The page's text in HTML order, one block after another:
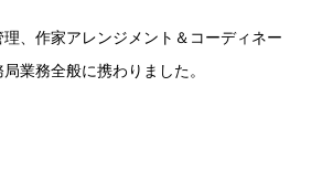
、作家アレンジメント＆コーディネー
業務全般に携わりました。